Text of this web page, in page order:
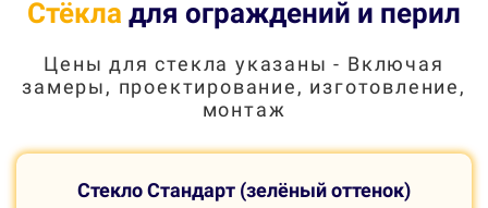
Стёкла для ограждений и перил
Цены для стекла указаны - Включая
замеры, проектирование, изготовление,
монтаж
Стекло Стандарт (зелёный оттенок)